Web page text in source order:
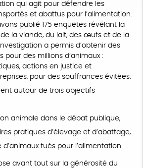
qui agit pour défendre les
et abattus pour l’alimentation.
publié 175 enquêtes révélant la
de la viande, du lait, des œufs et de la
a permis d’obtenir des
des millions d’animaux :
actions en justice et
pour des souffrances évitées.
autour de trois objectifs
animale dans le débat publique,
pratiques d’élevage et d’abattage,
tués pour l’alimentation.
avant tout sur la générosité du